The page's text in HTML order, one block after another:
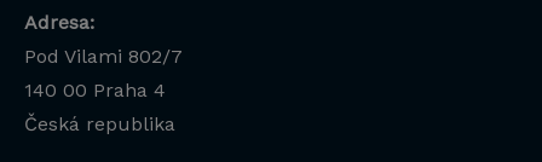
Adresa:
Pod Vilami 802/7
140 00 Praha 4
Česká republika